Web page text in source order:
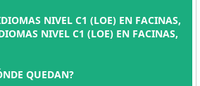
NIVEL C1 (LOE) EN FACINAS,
NIVEL C1 (LOE) EN FACINAS,
QUEDAN?